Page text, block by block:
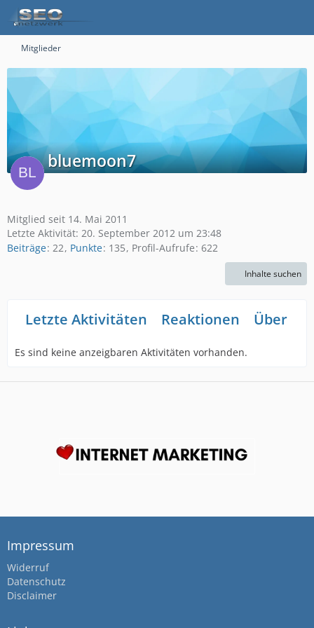
Mitglieder
bluemoon7
Mitglied seit 14. Mai 2011
Letzte Aktivität: 20. September 2012 um 23:48
Beiträge 22 Punkte 135 Profil-Aufrufe 622
Inhalte suchen
Letzte Aktivitäten Reaktionen Über
Es sind keine anzeigbaren Aktivitäten vorhanden.
Impressum
Widerruf
Datenschutz
Disclaimer